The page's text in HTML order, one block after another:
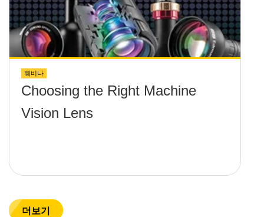
웨비나
Choosing the Right Machine
Vision Lens
더보기